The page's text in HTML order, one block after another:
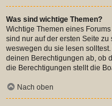
Was sind wichtige Themen?
Wichtige Themen eines
sind nur auf der ersten Seite
weswegen du sie lesen
deinen Berechtigungen ab, ob
die Berechtigungen stellt die
Nach oben